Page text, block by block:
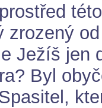
zrozený
Ježíš jen
Byl